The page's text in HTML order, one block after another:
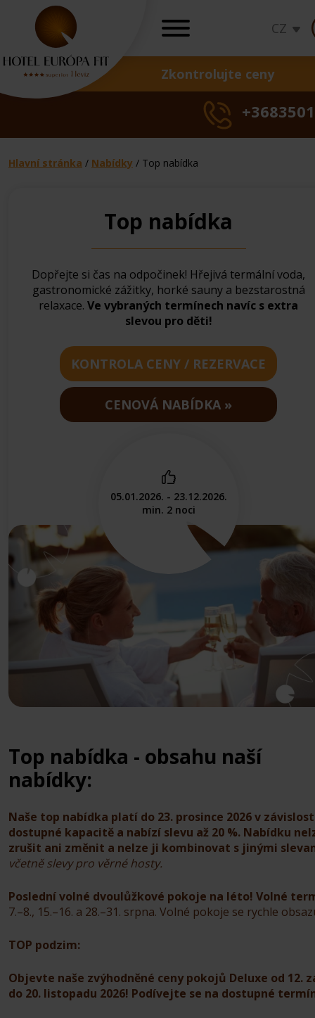
Zkontrolujte ceny
CZ
léčebná
Top
NABÍDKY
Program pro
Kontrola cen,
Hlavní stránka / Nabídky / Top nabídka
Top nabídka
Dopřejte si čas na odpočinek! Hřejivá termální voda,
gastronomické zážitky, horké sauny a bezstarostná
relaxace. Ve vybraných termínech navíc s extra
slevou pro děti!
KONTROLA CENY / REZERVACE
CENOVÁ NABÍDKA
05.01.2026. - 23.12.2026.
min. 2 noci
Top nabídka - obsahu naší
nabídky:
Naše top nabídka platí do 23. prosince 2026 v
dostupné kapacitě a nabízí slevu až 20 %. Nabídku
zrušit ani změnit a nelze ji kombinovat s jinými
včetně slevy pro věrné hosty.
Poslední volné dvoulůžkové pokoje na léto! Volné
7.–8., 15.–16. a 28.–31. srpna. Volné pokoje se rychle
TOP podzim:
Objevte naše zvýhodněné ceny pokojů Deluxe od 12.
do 20. listopadu 2026! Podívejte se na dostupné